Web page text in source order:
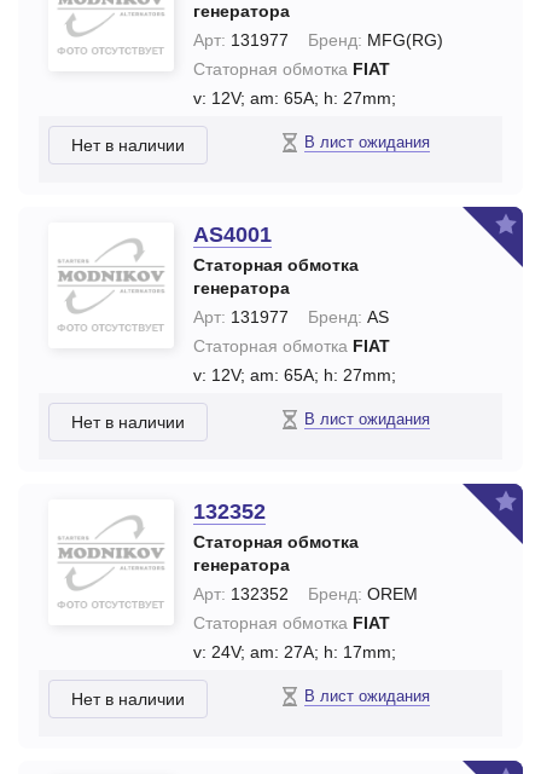
генератора
Арт: 131977 Бренд: MFG(RG)
Статорная обмотка FIAT
v: 12V; am: 65A; h: 27mm;
Нет в наличии В лист ожидания
AS4001
Статорная обмотка
генератора
Арт: 131977 Бренд: AS
Статорная обмотка FIAT
v: 12V; am: 65A; h: 27mm;
Нет в наличии В лист ожидания
132352
Статорная обмотка
генератора
Арт: 132352 Бренд: OREM
Статорная обмотка FIAT
v: 24V; am: 27A; h: 17mm;
Нет в наличии В лист ожидания